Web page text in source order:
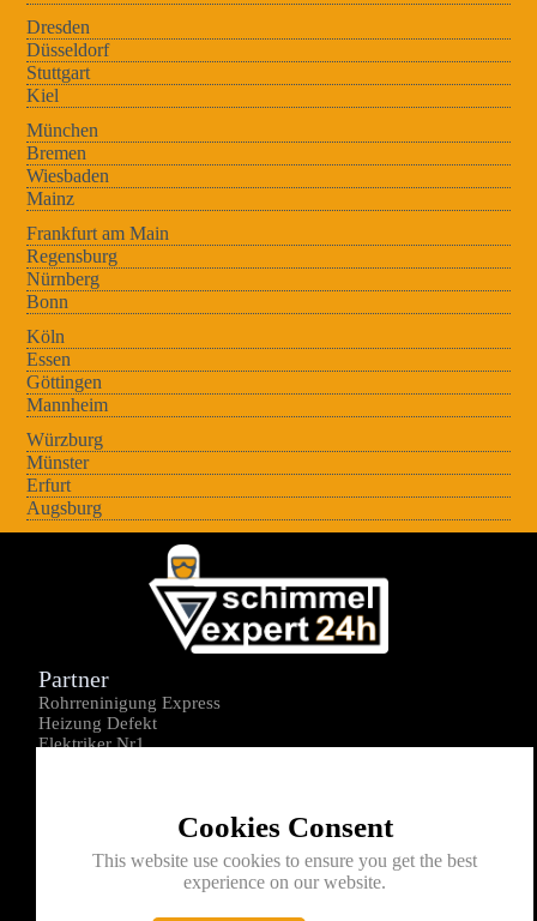
Dresden
Düsseldorf
Stuttgart
Kiel
München
Bremen
Wiesbaden
Mainz
Frankfurt am Main
Regensburg
Nürnberg
Bonn
Köln
Essen
Göttingen
Mannheim
Würzburg
Münster
Erfurt
Augsburg
Cookies Consent
This website use cookies to ensure you get the best
experience on our website.
Partner
Rohrreninigung Express
Heizung Defekt
Elektriker Nr1
Kontakt